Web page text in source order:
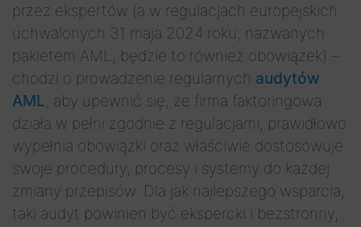
przez ekspertów (a w regulacjach europejskich
uchwalonych 31 maja 2024 roku, nazwanych
pakietem AML, będzie to również obowiązek) –
chodzi o prowadzenie regularnych audytów
AML, aby upewnić się, że firma faktoringowa
działa w pełni zgodnie z regulacjami, prawidłowo
wypełnia obowiązki oraz właściwie dostosowuje
swoje procedury, procesy i systemy do każdej
zmiany przepisów. Dla jak najlepszego wsparcia,
taki audyt powinien być ekspercki i bezstronny,